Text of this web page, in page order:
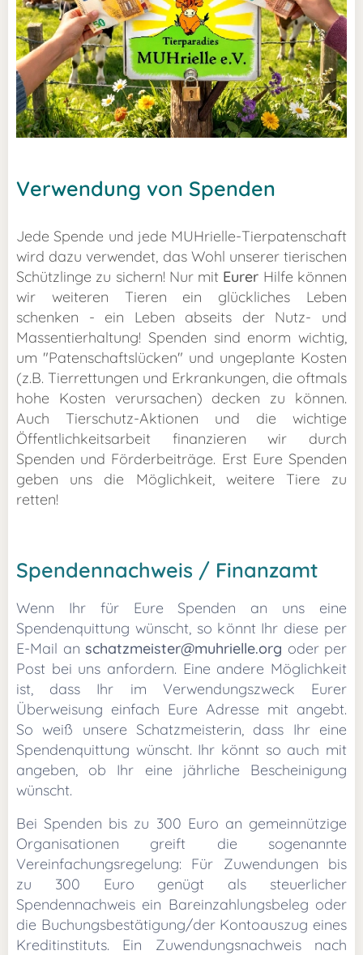
Verwendung von Spenden
Jede Spende und jede MUHrielle-Tierpatenschaft
wird dazu verwendet, das Wohl unserer tierischen
Schützlinge zu sichern! Nur mit Eurer Hilfe können
wir weiteren Tieren ein glückliches Leben
schenken - ein Leben abseits der Nutz- und
Massentierhaltung! Spenden sind enorm wichtig,
um "Patenschaftslücken" und ungeplante Kosten
(z.B. Tierrettungen und Erkrankungen, die oftmals
hohe Kosten verursachen) decken zu können.
Auch Tierschutz-Aktionen und die wichtige
Öffentlichkeitsarbeit finanzieren wir durch
Spenden und Förderbeiträge. Erst Eure Spenden
geben uns die Möglichkeit, weitere Tiere zu
retten!
Spendennachweis / Finanzamt
Wenn Ihr für Eure Spenden an uns eine
Spendenquittung wünscht, so könnt Ihr diese per
E-Mail an schatzmeister@muhrielle.org oder per
Post bei uns anfordern. Eine andere Möglichkeit
ist, dass Ihr im Verwendungszweck Eurer
Überweisung einfach Eure Adresse mit angebt.
So weiß unsere Schatzmeisterin, dass Ihr eine
Spendenquittung wünscht. Ihr könnt so auch mit
angeben, ob Ihr eine jährliche Bescheinigung
wünscht.
Bei Spenden bis zu 300 Euro an gemeinnützige
Organisationen greift die sogenannte
Vereinfachungsregelung: Für Zuwendungen bis
zu 300 Euro genügt als steuerlicher
Spendennachweis ein Bareinzahlungsbeleg oder
die Buchungsbestätigung/der Kontoauszug eines
Kreditinstituts. Ein Zuwendungsnachweis nach